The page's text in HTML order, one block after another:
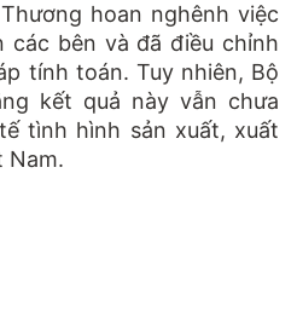
hoan nghênh việc
các bên và đã điều chỉnh
tính toán. Tuy nhiên, Bộ
kết quả này vẫn chưa
tình hình sản xuất, xuất
Nam.